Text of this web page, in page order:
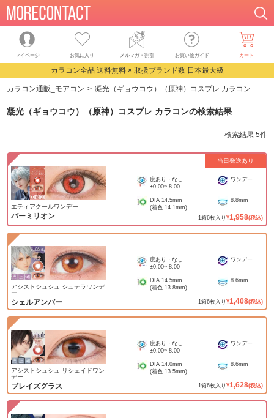
マイページ お気に入り メルマガ・割引 お買い物ガイド カート
カラコン全品 送料無料 × 取扱ブランド数 日本最大級
カラコン通販_モアコン 凝光（ギョウコウ）（原神）コスプレ カラコン
凝光（ギョウコウ）（原神）コスプレ カラコンの検索結果
検索結果 5件
当日発送あり
エティアクールワンデー
バーミリオン
度あり・なし
±0.00~-8.00
ワンデー
DIA 14.5mm
(着色 14.1mm)
8.8mm
1箱6枚入り ¥1,958(税込)
アシストシュシュ シュテラワンデ
ー
シェルアンバー
度あり・なし
±0.00~-8.00
ワンデー
DIA 14.5mm
(着色 13.8mm)
8.6mm
1箱6枚入り ¥1,408(税込)
アシストシュシュ リシェイドワン
デー
ブレイズグラス
度あり・なし
±0.00~-8.00
ワンデー
DIA 14.0mm
(着色 13.5mm)
8.6mm
1箱6枚入り ¥1,628(税込)